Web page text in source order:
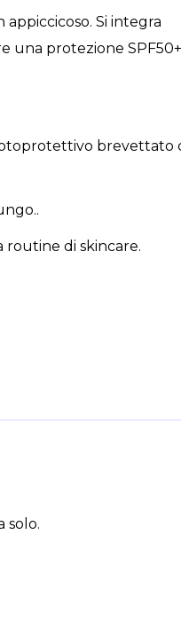
Si integra
una protezione
brevettato
routine di skincare.
solo.